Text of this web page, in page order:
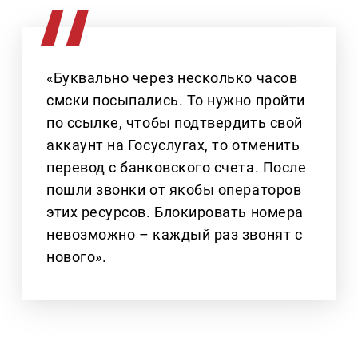
«Буквально через несколько часов
смски посыпались. То нужно пройти
по ссылке, чтобы подтвердить свой
аккаунт на Госуслугах, то отменить
перевод с банковского счета. После
пошли звонки от якобы операторов
этих ресурсов. Блокировать номера
невозможно – каждый раз звонят с
нового».